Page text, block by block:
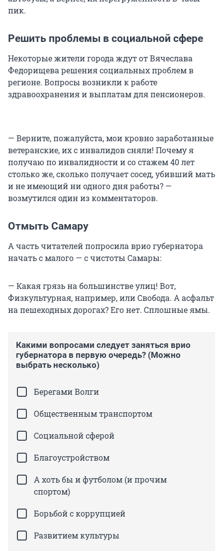
пик.
Решить проблемы в социальной сфере
Некоторые жители города ждут от Вячеслава
Федорищева решения социальных проблем в
регионе. Вопросы возникли к работе
здравоохранения и выплатам для пенсионеров.
— Верните, пожалуйста, мои кровно заработанные
ветеранские, их с инвалидов сняли! Почему я
получаю по инвалидности и со стажем 40 лет
столько же, сколько получает сосед, убивший мать
и не имеющий ни одного дня работы? —
возмутился один из комментаторов.
Отмыть Самару
А часть читателей попросила врио губернатора
начать с малого — с чистоты Самары:
— Какая грязь на большинстве улиц! Вот,
Физкультурная, например, или Свобода. А асфальт
на пешеходных дорогах? Его нет. Сплошные ямы.
Какими вопросами следует заняться врио
губернатора в первую очередь? (Можно
выбрать несколько)
Берегами Волги
Общественным транспортом
Социальной сферой
Благоустройством
А хоть бы и футболом (и прочим
спортом)
Борьбой с коррупцией
Развитием культуры